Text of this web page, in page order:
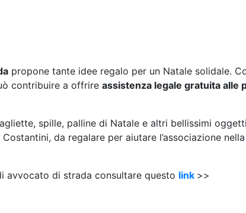
propone tante idee regalo per un Natale solidale.
contribuire a offrire assistenza legale gratuita alle
spille, palline di Natale e altri bellissimi
da regalare per aiutare l’associazione nella
avvocato di strada consultare questo link >>